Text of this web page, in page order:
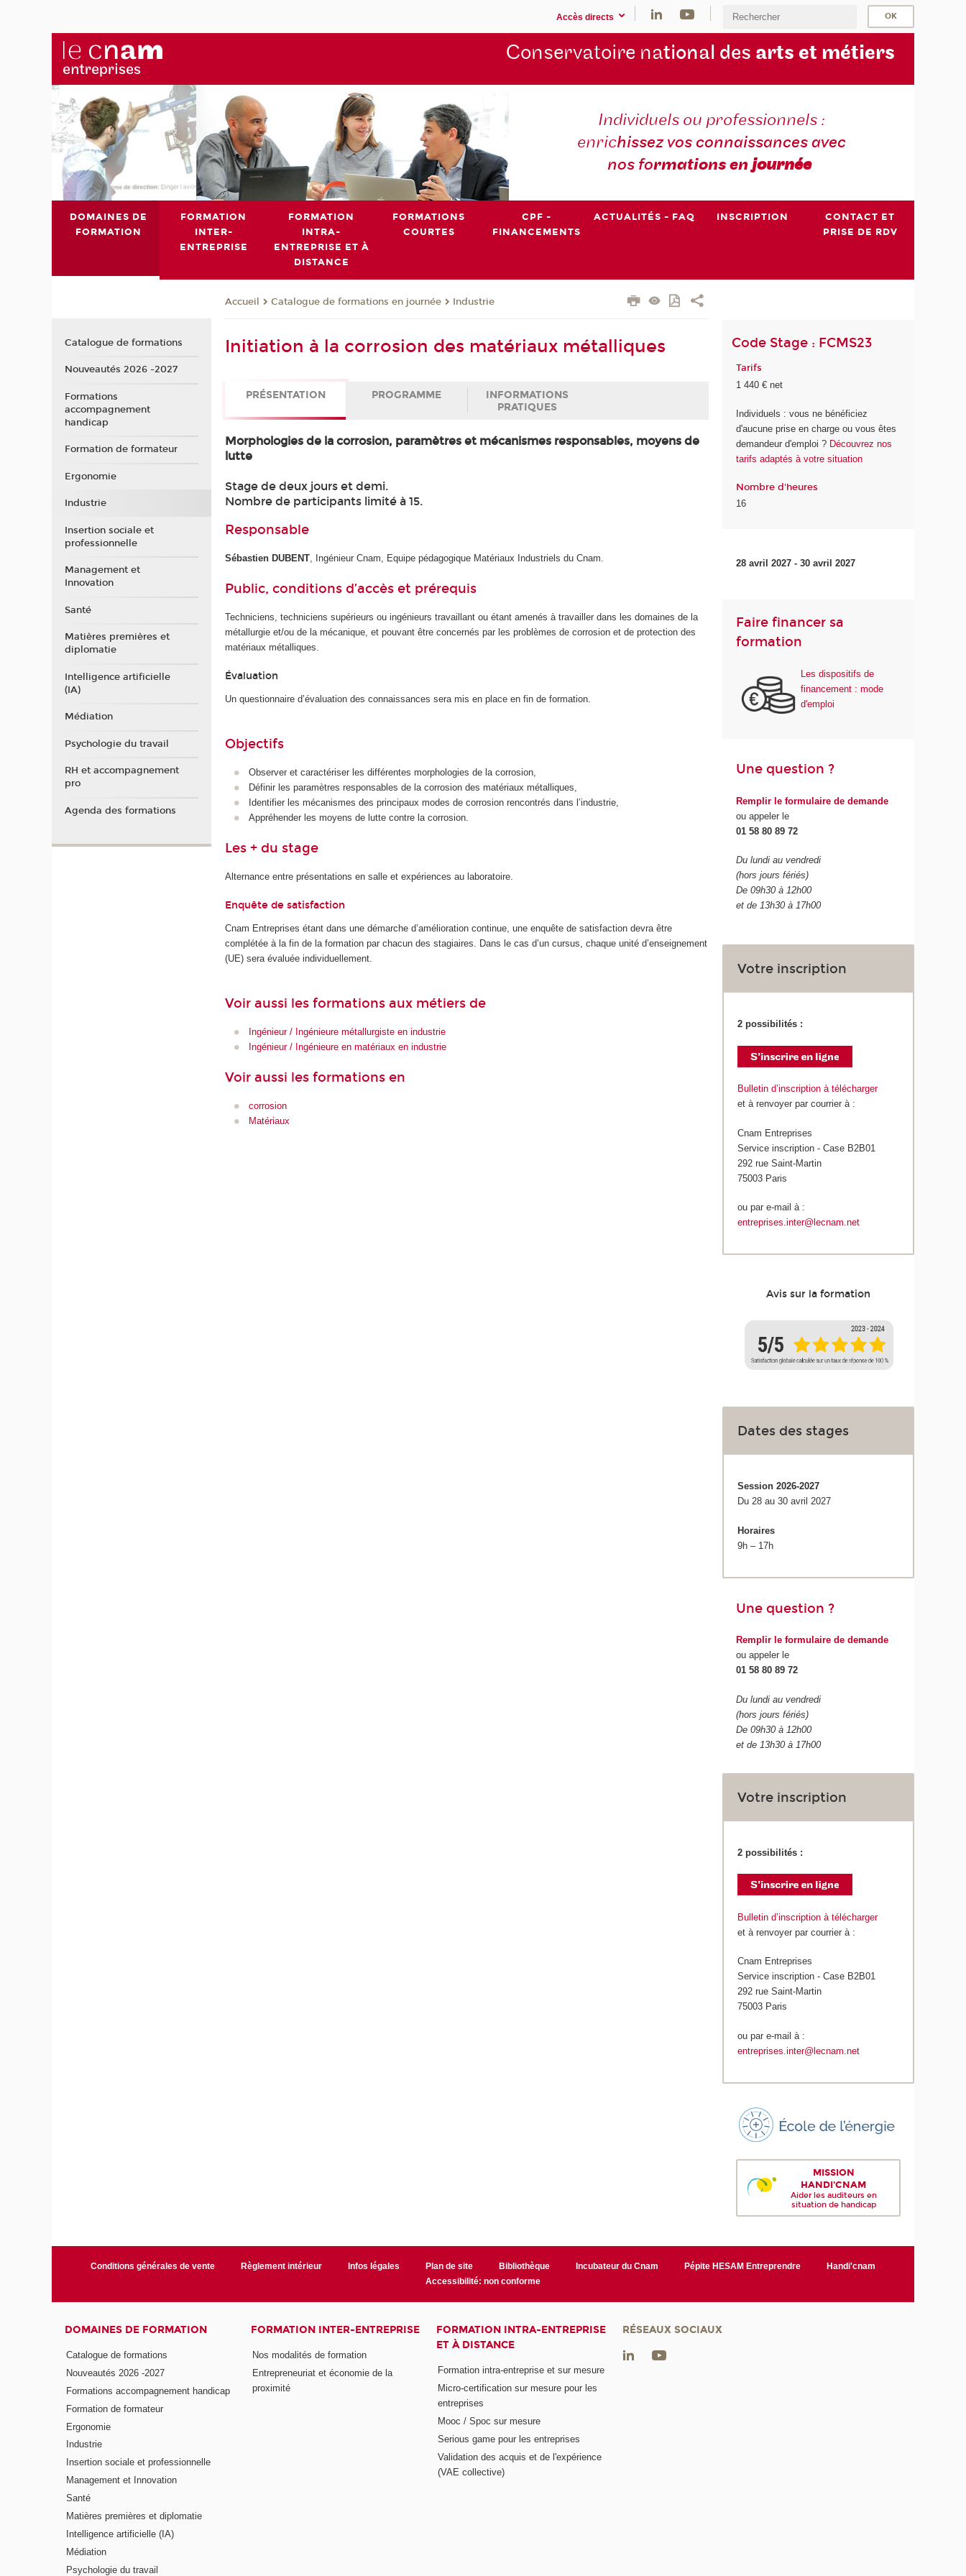
Accès directs
Conservatoire national des arts et métiers
Individuels ou professionnels :
enrichissez vos connaissances avec
nos formations enjournée
DOMAINES DE
FORMATION
FORMATION
INTER-
ENTREPRISE
FORMATION
INTRA-
ENTREPRISE ET À
DISTANCE
FORMATIONS
COURTES
CPF -
FINANCEMENTS
ACTUALITÉS - FAQ INSCRIPTION
CONTACT ET
PRISE DE RDV
Accueil Catalogue de formations en journée Industrie
Initiation à la corrosion des matériaux métalliques
PRÉSENTATION PROGRAMME
INFORMATIONS
PRATIQUES
Morphologies de la corrosion, paramètres et mécanismes responsables, moyens de
lutte
Stage de deux jours et demi.
Nombre de participants limité à 15.
Responsable
Sébastien DUBENT , Ingénieur Cnam, Equipe pédagogique Matériaux Industriels du Cnam.
Public, conditions d’accès et prérequis
Techniciens, techniciens supérieurs ou ingénieurs travaillant ou étant amenés à travailler dans les domaines de la
métallurgie et/ou de la mécanique, et pouvant être concernés par les problèmes de corrosion et de protection des
matériaux métalliques.
Évaluation
Un questionnaire d’évaluation des connaissances sera mis en place en fin de formation.
Objectifs
Observer et caractériser les différentes morphologies de la corrosion,
Définir les paramètres responsables de la corrosion des matériaux métalliques,
Identifier les mécanismes des principaux modes de corrosion rencontrés dans l’industrie,
Appréhender les moyens de lutte contre la corrosion.
Les + du stage
Alternance entre présentations en salle et expériences au laboratoire.
Enquête de satisfaction
Cnam Entreprises étant dans une démarche d’amélioration continue, une enquête de satisfaction devra être
complétée à la fin de la formation par chacun des stagiaires. Dans le cas d’un cursus, chaque unité d’enseignement
(UE) sera évaluée individuellement.
Voir aussi les formations aux métiers de
Ingénieur / Ingénieure métallurgiste en industrie
Ingénieur / Ingénieure en matériaux en industrie
Voir aussi les formations en
corrosion
Matériaux
Code Stage : FCMS23
Tarifs
1 440 € net
Individuels : vous ne bénéficiez
d'aucune prise en charge ou vous êtes
demandeur d'emploi ? Découvrez nos
tarifs adaptés à votre situation
Nombre d'heures
16
28 avril 2027 - 30 avril 2027
Faire financer sa
formation
Les dispositifs de
financement : mode
d'emploi
Une question ?
Remplir le formulaire de demande
ou appeler le
01 58 80 89 72
Du lundi au vendredi
(hors jours fériés)
De 09h30 à 12h00
et de 13h30 à 17h00
Votre inscription
2 possibilités :
Bulletin d’inscription à télécharger
et à renvoyer par courrier à :
Cnam Entreprises
Service inscription - Case B2B01
292 rue Saint-Martin
75003 Paris
ou par e-mail à :
entreprises.inter@lecnam.net
Avis sur la formation
Dates des stages
Session 2026-2027
Du 28 au 30 avril 2027
Horaires
9h – 17h
Une question ?
Remplir le formulaire de demande
ou appeler le
01 58 80 89 72
Du lundi au vendredi
(hors jours fériés)
De 09h30 à 12h00
et de 13h30 à 17h00
Votre inscription
2 possibilités :
Bulletin d’inscription à télécharger
et à renvoyer par courrier à :
Cnam Entreprises
Service inscription - Case B2B01
292 rue Saint-Martin
75003 Paris
ou par e-mail à :
entreprises.inter@lecnam.net
MISSION
HANDI'CNAM
Aider les auditeurs en
situation de handicap
Catalogue de formations
Nouveautés 2026 -2027
Formations
accompagnement
handicap
Formation de formateur
Ergonomie
Industrie
Insertion sociale et
professionnelle
Management et
Innovation
Santé
Matières premières et
diplomatie
Intelligence artificielle
(IA)
Médiation
Psychologie du travail
RH et accompagnement
pro
Agenda des formations
Conditions générales de vente Règlement intérieur Infos légales Plan de site Bibliothèque Incubateur du Cnam Pépite HESAM Entreprendre
Handi'cnam
Accessibilité: non conforme
DOMAINES DE FORMATION
Catalogue de formations
Nouveautés 2026 -2027
Formations accompagnement handicap
Formation de formateur
Ergonomie
Industrie
Insertion sociale et professionnelle
Management et Innovation
Santé
Matières premières et diplomatie
Intelligence artificielle (IA)
Médiation
Psychologie du travail
FORMATION INTER-ENTREPRISE
Nos modalités de formation
Entrepreneuriat et économie de la
proximité
FORMATION INTRA-ENTREPRISE
ET À DISTANCE
Formation intra-entreprise et sur mesure
Micro-certification sur mesure pour les
entreprises
Mooc / Spoc sur mesure
Serious game pour les entreprises
Validation des acquis et de l'expérience
(VAE collective)
RÉSEAUX SOCIAUX